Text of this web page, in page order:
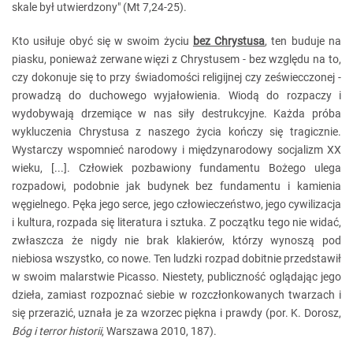
skale był utwierdzony" (Mt 7,24-25).
Kto usiłuje obyć się w swoim życiu bez Chrystusa, ten buduje na
piasku, ponieważ zerwane więzi z Chrystusem - bez względu na to,
czy dokonuje się to przy świadomości religijnej czy zeświecczonej -
prowadzą do duchowego wyjałowienia. Wiodą do rozpaczy i
wydobywają drzemiące w nas siły destrukcyjne. Każda próba
wykluczenia Chrystusa z naszego życia kończy się tragicznie.
Wystarczy wspomnieć narodowy i międzynarodowy socjalizm XX
wieku, [...]. Człowiek pozbawiony fundamentu Bożego ulega
rozpadowi, podobnie jak budynek bez fundamentu i kamienia
węgielnego. Pęka jego serce, jego człowieczeństwo, jego cywilizacja
i kultura, rozpada się literatura i sztuka. Z początku tego nie widać,
zwłaszcza że nigdy nie brak klakierów, którzy wynoszą pod
niebiosa wszystko, co nowe. Ten ludzki rozpad dobitnie przedstawił
w swoim malarstwie Picasso. Niestety, publiczność oglądając jego
dzieła, zamiast rozpoznać siebie w rozczłonkowanych twarzach i
się przerazić, uznała je za wzorzec piękna i prawdy (por. K. Dorosz,
Bóg i terror historii, Warszawa 2010, 187).